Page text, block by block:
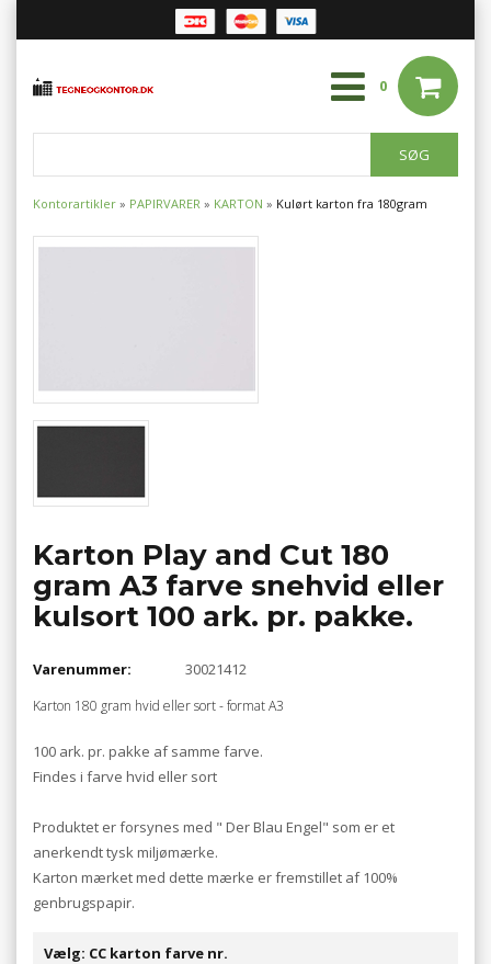
0
Kontorartikler » PAPIRVARER » KARTON » Kulørt karton fra 180gram
Karton Play and Cut 180
gram A3 farve snehvid eller
kulsort 100 ark. pr. pakke.
Varenummer: 30021412
Karton 180 gram hvid eller sort - format A3
100 ark. pr. pakke af samme farve.
Findes i farve hvid eller sort
Produktet er forsynes med " Der Blau Engel" som er et
anerkendt tysk miljømærke.
Karton mærket med dette mærke er fremstillet af 100%
genbrugspapir.
Vælg: CC karton farve nr.